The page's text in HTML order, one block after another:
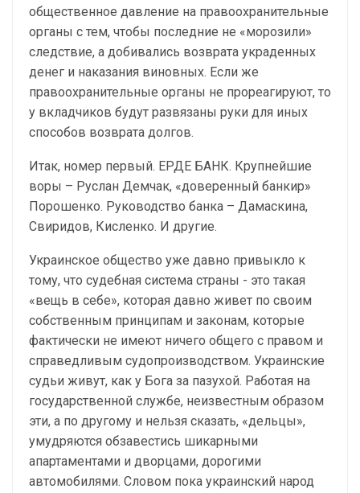
общественное давление на правоохранительные
органы с тем, чтобы последние не «морозили»
следствие, а добивались возврата украденных
денег и наказания виновных. Если же
правоохранительные органы не прореагируют, то
у вкладчиков будут развязаны руки для иных
способов возврата долгов.
Итак, номер первый. ЕРДЕ БАНК. Крупнейшие
воры – Руслан Демчак, «доверенный банкир»
Порошенко. Руководство банка – Дамаскина,
Свиридов, Кисленко. И другие.
Украинское общество уже давно привыкло к
тому, что судебная система страны - это такая
«вещь в себе», которая давно живет по своим
собственным принципам и законам, которые
фактически не имеют ничего общего с правом и
справедливым судопроизводством. Украинские
судьи живут, как у Бога за пазухой. Работая на
государственной службе, неизвестным образом
эти, а по другому и нельзя сказать, «дельцы»,
умудряются обзавестись шикарными
апартаментами и дворцами, дорогими
автомобилями. Словом пока украинский народ